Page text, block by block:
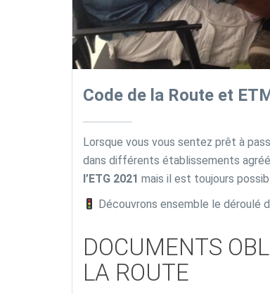
Code de la Route et
Lorsque vous vous sentez prêt à
dans différents établissements
l’ETG 2021 mais il est toujours
Découvrons ensemble le déroulé
DOCUMENTS
LA ROUTE